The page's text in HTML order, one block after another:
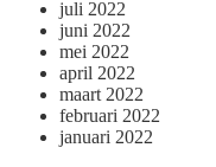
juli 2022
juni 2022
mei 2022
april 2022
maart 2022
februari 2022
januari 2022